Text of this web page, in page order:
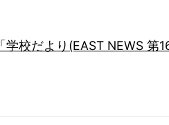
「学校だより(EAST NEWS 第